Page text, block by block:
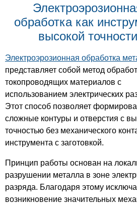
обработка как
высокой точности
Электроэрозионная обработка
представляет собой метод
токопроводящих материалов с
использованием электрических
Этот способ позволяет
сложные контуры и отверстия с
точностью без механического
инструмента с заготовкой.
Принцип работы основан на
разрушении металла в зоне
разряда. Благодаря этому
возникновение значительных